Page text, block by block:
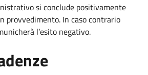
si conclude positivamente
provvedimento. In caso contrario
l’esito negativo.